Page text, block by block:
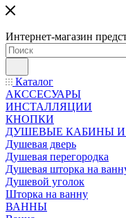
Интернет-магазин
Каталог
АКССЕСУАРЫ
ИНСТАЛЛЯЦИИ
КНОПКИ
ДУШЕВЫЕ КАБИНЫ
Душевая дверь
Душевая перегородка
Душевая шторка на
Душевой уголок
Шторка на ванну
ВАННЫ